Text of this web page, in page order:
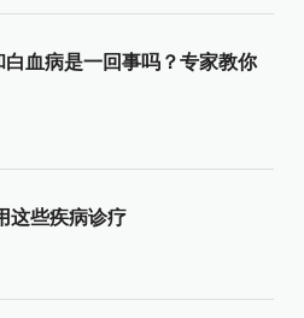
白血病是一回事吗？专家教你
这些疾病诊疗